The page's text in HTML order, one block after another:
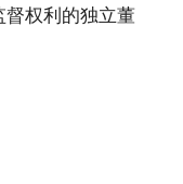
督权利的独立董